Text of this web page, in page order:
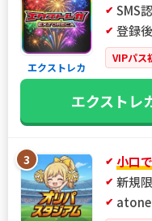
エクストレカ
SMS
登録
VIPパス
エクストレ
3
小口
新規
atone